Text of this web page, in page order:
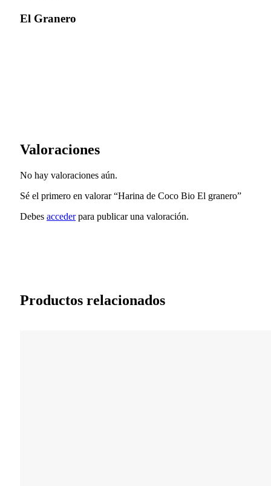
El Granero
Valoraciones
No hay valoraciones aún.
Sé el primero en valorar “Harina de Coco Bio El granero”
Debes accederpara publicar una valoración.
Productos relacionados